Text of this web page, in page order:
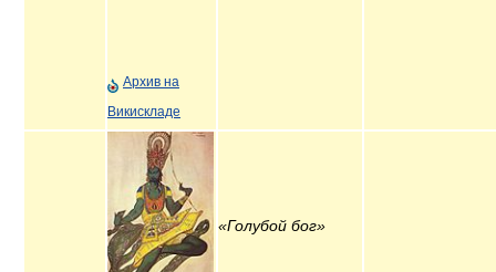
Архив на
Викискладе
«Голубой бог»